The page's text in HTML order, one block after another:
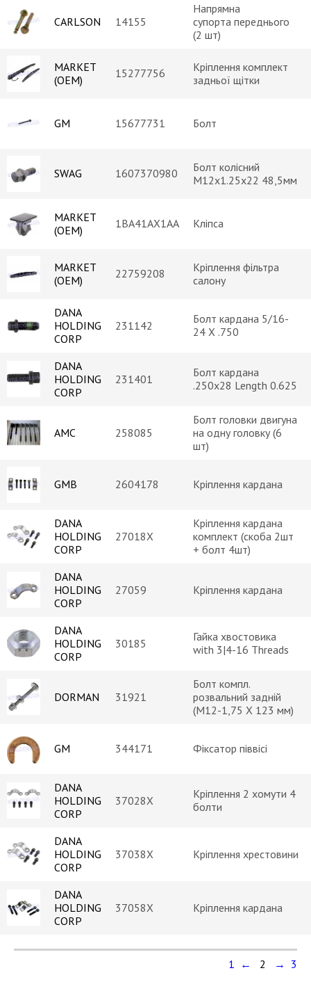
CARLSON 14155
Напрямна
супорта переднього
(2 шт)
MARKET
(OEM)
15277756
Кріплення комплект
задньої щітки
GM 15677731 Болт
SWAG 1607370980
Болт колісний
M12x1.25x22 48,5мм
MARKET
(OEM)
1BA41AX1AA Кліпса
MARKET
(OEM)
22759208
Кріплення фільтра
салону
DANA
HOLDING
CORP
231142
Болт кардана 5/16-
24 X .750
DANA
HOLDING
CORP
231401
Болт кардана
.250x28 Length 0.625
AMC 258085
Болт головки двигуна
на одну головку (6
шт)
GMB 2604178 Кріплення кардана
DANA
HOLDING
CORP
27018X
Кріплення кардана
комплект (скоба 2шт
+ болт 4шт)
DANA
HOLDING
CORP
27059 Кріплення кардана
DANA
HOLDING
CORP
30185
Гайка хвостовика
with 3|4-16 Threads
DORMAN 31921
Болт компл.
розвальний задній
(M12-1,75 X 123 мм)
GM 344171 Фіксатор піввісі
DANA
HOLDING
CORP
37028X
Кріплення 2 хомути 4
болти
DANA
HOLDING
CORP
37038X Кріплення хрестовини
DANA
HOLDING
CORP
37058X Кріплення кардана
1 ← 2 → 3